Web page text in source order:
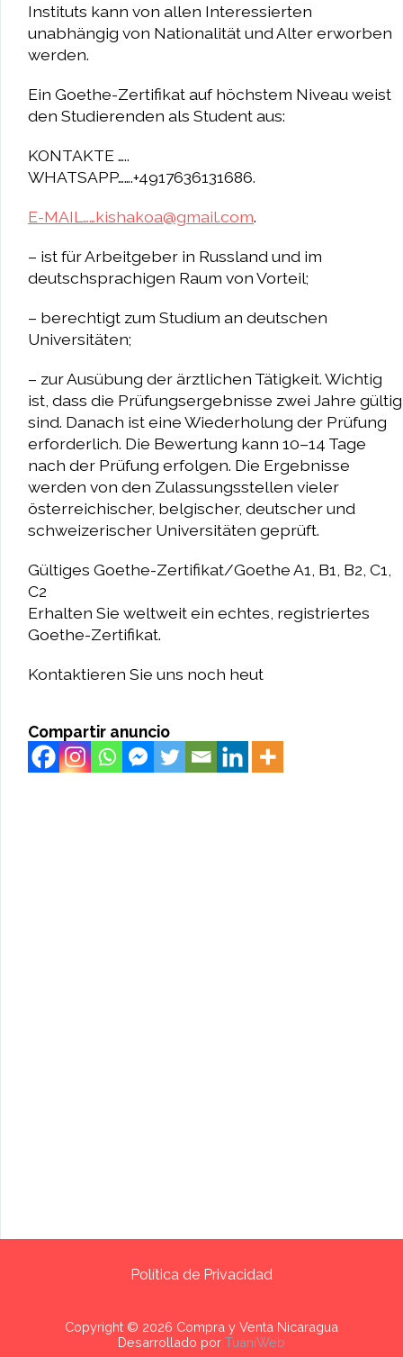
Instituts kann von allen Interessierten
unabhängig von Nationalität und Alter erworben
werden.
Ein Goethe-Zertifikat auf höchstem Niveau weist
den Studierenden als Student aus:
KONTAKTE …..
WHATSAPP…….+4917636131686.
E-MAIL……kishakoa@gmail.com.
– ist für Arbeitgeber in Russland und im
deutschsprachigen Raum von Vorteil;
– berechtigt zum Studium an deutschen
Universitäten;
– zur Ausübung der ärztlichen Tätigkeit. Wichtig
ist, dass die Prüfungsergebnisse zwei Jahre gültig
sind. Danach ist eine Wiederholung der Prüfung
erforderlich. Die Bewertung kann 10–14 Tage
nach der Prüfung erfolgen. Die Ergebnisse
werden von den Zulassungsstellen vieler
österreichischer, belgischer, deutscher und
schweizerischer Universitäten geprüft.
Gültiges Goethe-Zertifikat/Goethe A1, B1, B2, C1,
C2
Erhalten Sie weltweit ein echtes, registriertes
Goethe-Zertifikat.
Kontaktieren Sie uns noch heut
Compartir anuncio
Política de Privacidad
Copyright © 2026 Compra y Venta Nicaragua
Desarrollado por TuaniWeb